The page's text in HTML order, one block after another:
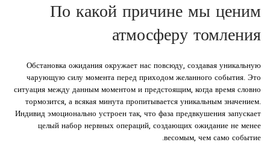
По какой причине мы ценим
атмосферу томления
Обстановка ожидания окружает нас повсюду, создавая уникальную
чарующую силу момента перед приходом желанного события. Это
ситуация между данным моментом и предстоящим, когда время словно
тормозится, а всякая минута пропитывается уникальным значением.
Индивид эмоционально устроен так, что фаза предвкушения запускает
целый набор нервных операций, создающих ожидание не менее
весомым, чем само событие.